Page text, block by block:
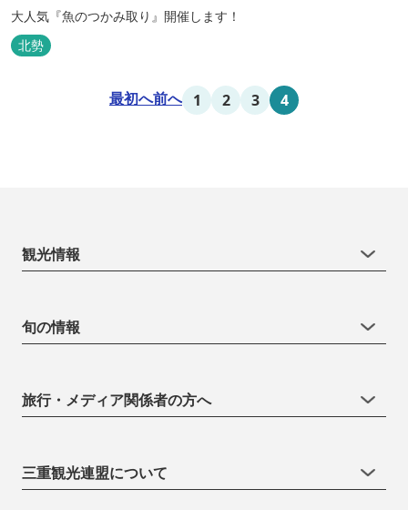
大人気『魚のつかみ取り』開催します！
北勢
最初へ前へ 1 2 3 4
観光情報
旬の情報
旅行・メディア関係者の方へ
三重観光連盟について